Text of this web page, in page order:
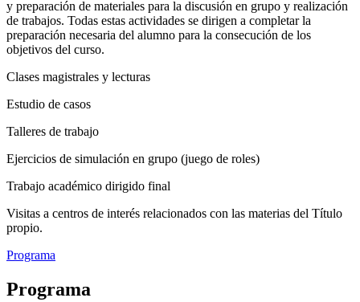
y preparación de materiales para la discusión en grupo y realización
de trabajos. Todas estas actividades se dirigen a completar la
preparación necesaria del alumno para la consecución de los
objetivos del curso.
Clases magistrales y lecturas
Estudio de casos
Talleres de trabajo
Ejercicios de simulación en grupo (juego de roles)
Trabajo académico dirigido final
Visitas a centros de interés relacionados con las materias del Título
propio.
Programa
Programa